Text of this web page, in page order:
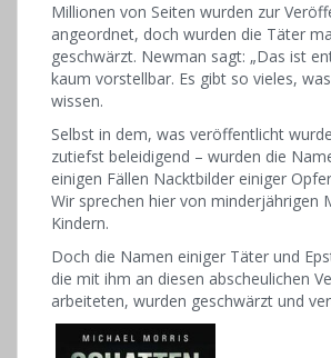
Millionen von Seiten wurden zur
angeordnet, doch wurden die Täter
geschwärzt. Newman sagt: „Das ist
kaum vorstellbar. Es gibt so vieles,
wissen.
Selbst in dem, was veröffentlicht
zutiefst beleidigend – wurden die
einigen Fällen Nacktbilder einiger
Wir sprechen hier von minderjährigen
Kindern.
Doch die Namen einiger Täter und
die mit ihm an diesen abscheulichen
arbeiteten, wurden geschwärzt und